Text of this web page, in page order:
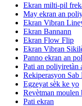
Ekran milti-pil
May ekran an
Ekran Vibran
Ekran Bannann
Ekran Flow Flip
Ekran Vibran
Panno ekran an
Pati an poliyiretàn
Rekiperasyon Sab
Egzeyat sèk ke yo
Revètman moulen
Pati ekran